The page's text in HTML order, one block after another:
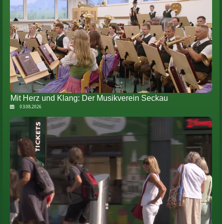
Mit Herz und Klang: Der Musikverein Seckau
03.08.2026